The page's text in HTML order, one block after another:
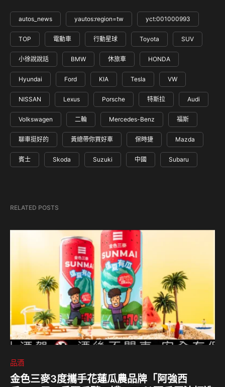
autos_news yautos:region=tw yct:001000993
TOP 電動車 行動星球 Toyota SUV
小徐說說話 BMW 休旅車 HONDA
Hyundai Ford KIA Tesla VW
NISSAN Lexus Porsche 特斯拉 Audi
Volkswagen 二輪 Mercedes-Benz 福斯
聊車挺好的 黃總帶你買好車 保時捷 Mazda
賓士 Skoda Suzuki 中國 Subaru
RELATED POSTS
品酒
金色三麥3度攜手花蓮瓜農品牌「阿強西